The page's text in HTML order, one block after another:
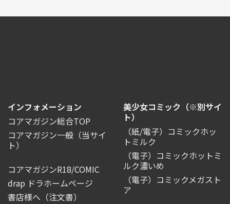
インフォメーション
コアマガジン総合TOP
コアマガジン一般 （当サイ
ト）
コアマガジンR18/COMIC
drap ドラホームページ
書店様へ（注文書）
美少女コミック（※別サイ
ト）
（紙/電子）コミックホッ
トミルク
（電子）コミックホットミ
ルク濃いめ
（電子）コミックメガスト
ア